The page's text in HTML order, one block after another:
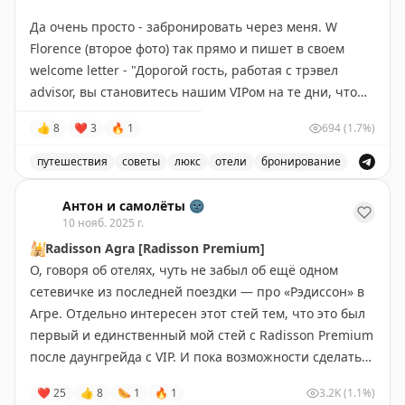
путешественников и VIP-клиентов это может быть
полезно, для остальных — скорее маркетинг.
Ben Schlappig|One Mile at a Time
участвующие отели на сайте Hilton или обратиться к
travel-советнику.
Hawaii Calling|Original
Да очень просто - забронировать через меня. W
Florence (второе фото) так прямо и пишет в своем
welcome letter - "Дорогой гость, работая с трэвел
advisor, вы становитесь нашим VIPом на те дни, что
А на первом фото - welcome gift, что ждал клиентов в
отеле вчера. Вот это отношение "к своим".
Ладно, сознаюсь, не совсем обычный гифт, конечно.
Это уж я просто попросил сделать экстра. Но ничего
никому это не стоило, и отель без проблем пошел на
встречу. А почему? W уже ответил - работайте с travel
advisors. Даже если на "букингах", или в приложении
отеля, тариф такой же, есть смысл подумать о win-win
и для вас, и для меня.
🧐А на сегодня новость дня - очередные
👍 8 ❤ 3 🔥 1 694(1.7%)
путешествия советы люкс отели бронирование
Антон и самолёты 🌚
10 нояб. 2025 г.
🕌Radisson Agra [Radisson Premium]
О, говоря об отелях, чуть не забыл об ещё одном
сетевичке из последней поездки — про «Рэдиссон» в
Агре. Отдельно интересен этот стей тем, что это был
первый и единственный мой стей с Radisson Premium
после даунгрейда с VIP. И пока возможности сделать
было:
❤ 25 👍 8 🌭 1 🔥 1 3.2K(1.1%)